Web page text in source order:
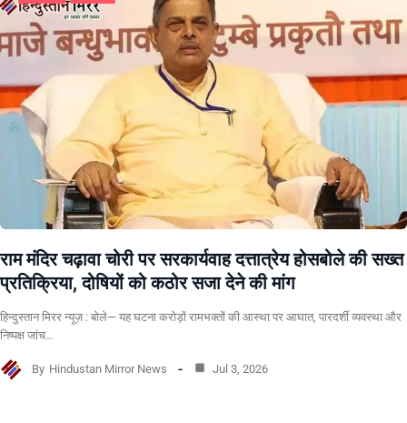
राम मंदिर चढ़ावा चोरी पर सरकार्यवाह दत्तात्रेय होसबोले की सख्त
प्रतिक्रिया, दोषियों को कठोर सजा देने की मांग
हिन्दुस्तान मिरर न्यूज़ : बोले— यह घटना करोड़ों रामभक्तों की आस्था पर आघात, पारदर्शी व्यवस्था और
निष्पक्ष जांच…
By Hindustan Mirror News Jul 3, 2026